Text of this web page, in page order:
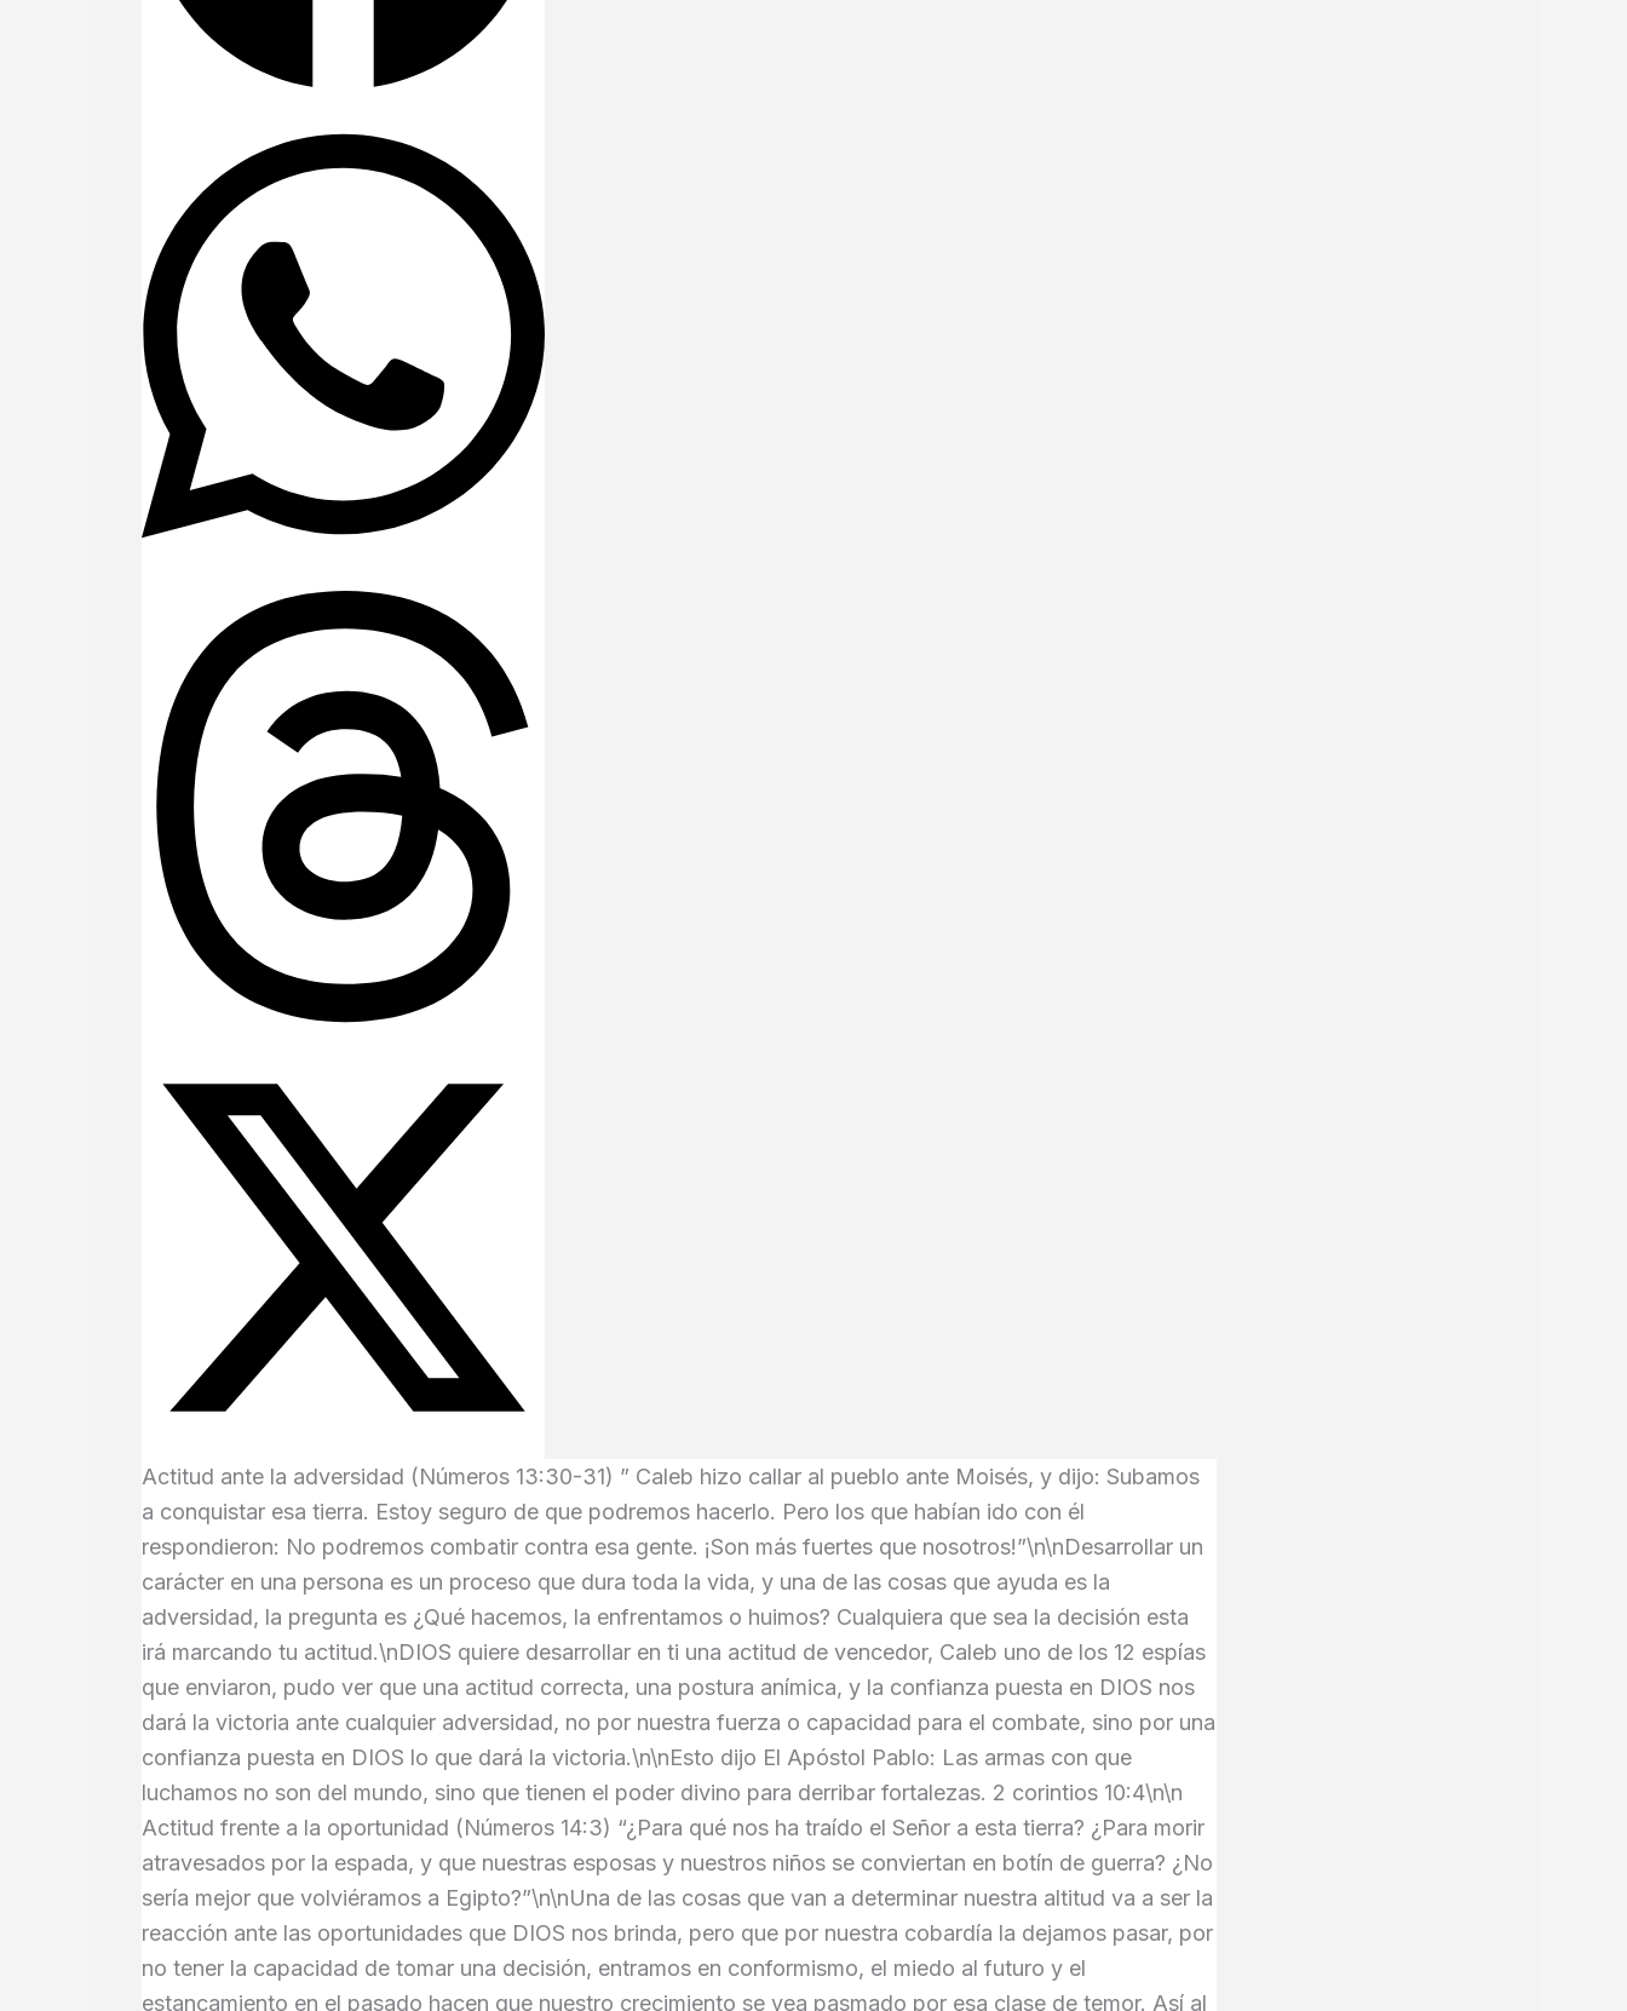
Actitud ante la adversidad (Números 13:30-31) ” Caleb hizo callar al pueblo ante Moisés, y dijo: Subamos
a conquistar esa tierra. Estoy seguro de que podremos hacerlo. Pero los que habían ido con él
respondieron: No podremos combatir contra esa gente. ¡Son más fuertes que nosotros!”\n\nDesarrollar un
carácter en una persona es un proceso que dura toda la vida, y una de las cosas que ayuda es la
adversidad, la pregunta es ¿Qué hacemos, la enfrentamos o huimos? Cualquiera que sea la decisión esta
irá marcando tu actitud.\nDIOS quiere desarrollar en ti una actitud de vencedor, Caleb uno de los 12 espías
que enviaron, pudo ver que una actitud correcta, una postura anímica, y la confianza puesta en DIOS nos
dará la victoria ante cualquier adversidad, no por nuestra fuerza o capacidad para el combate, sino por una
confianza puesta en DIOS lo que dará la victoria.\n\nEsto dijo El Apóstol Pablo: Las armas con que
luchamos no son del mundo, sino que tienen el poder divino para derribar fortalezas. 2 corintios 10:4\n\n
Actitud frente a la oportunidad (Números 14:3) “¿Para qué nos ha traído el Señor a esta tierra? ¿Para morir
atravesados por la espada, y que nuestras esposas y nuestros niños se conviertan en botín de guerra? ¿No
sería mejor que volviéramos a Egipto?”\n\nUna de las cosas que van a determinar nuestra altitud va a ser la
reacción ante las oportunidades que DIOS nos brinda, pero que por nuestra cobardía la dejamos pasar, por
no tener la capacidad de tomar una decisión, entramos en conformismo, el miedo al futuro y el
estancamiento en el pasado hacen que nuestro crecimiento se vea pasmado por esa clase de temor. Así al